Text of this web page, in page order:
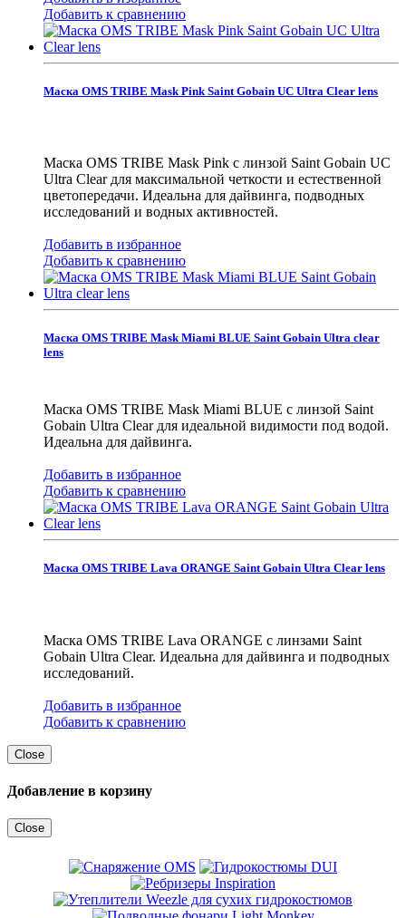
Добавить к сравнению
Маска OMS TRIBE Mask Pink Saint Gobain UC Ultra Clear lens
Маска OMS TRIBE Mask Pink с линзой Saint Gobain UC
Ultra Clear для максимальной четкости и естественной
цветопередачи. Идеальна для дайвинга, подводных
исследований и водных активностей.
Добавить в избранное
Добавить к сравнению
Маска OMS TRIBE Mask Miami BLUE Saint Gobain Ultra clear
lens
Маска OMS TRIBE Mask Miami BLUE с линзой Saint
Gobain Ultra Clear для идеальной видимости под водой.
Идеальна для дайвинга.
Добавить в избранное
Добавить к сравнению
Маска OMS TRIBE Lava ORANGE Saint Gobain Ultra Clear lens
Маска OMS TRIBE Lava ORANGE с линзами Saint
Gobain Ultra Clear. Идеальна для дайвинга и подводных
исследований.
Добавить в избранное
Добавить к сравнению
Close
Добавление в корзину
Close